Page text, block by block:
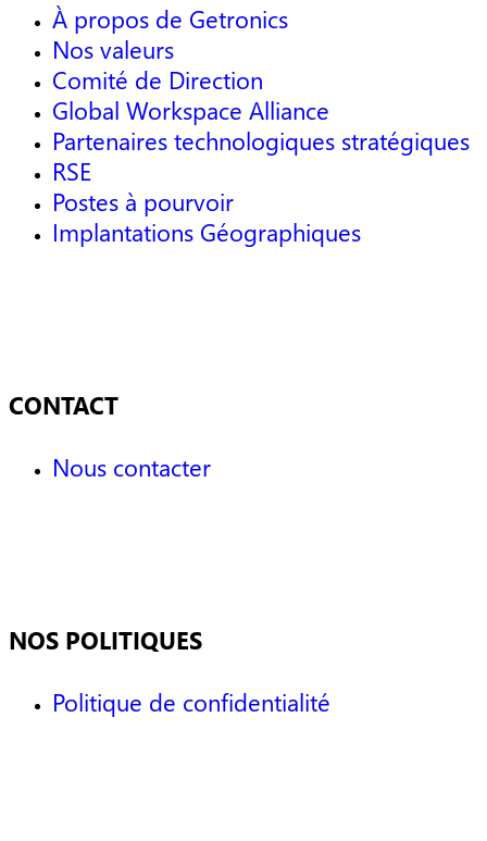
À propos de Getronics
Nos valeurs
Comité de Direction
Global Workspace Alliance
Partenaires technologiques stratégiques
RSE
Postes à pourvoir
Implantations Géographiques
CONTACT
Nous contacter
NOS POLITIQUES
Politique de confidentialité